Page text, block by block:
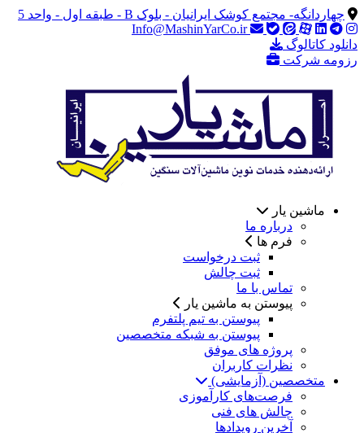
چهاردانگه- مجتمع کوشک ایرانیان - بلوک B - طبقه اول - واحد 5
Info@MashinYarCo.ir
دانلود کاتالوگ
رزومه شرکت
ماشین یار
درباره ما
فرم ها
ثبت درخواست
ثبت چالش
تماس با ما
پیوستن به ماشین یار
پیوستن به تیم پلتفرم
پیوستن به شبکه متخصصین
پروژه های موفق
نظرات کاربران
متخصصین (آزمایشی)
فرصت‌های کارآموزی
چالش های فنی
آخرین رویدادها